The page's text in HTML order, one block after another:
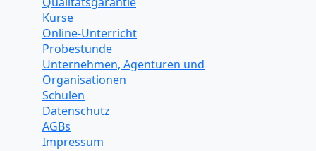
Kurse
Online-Unterricht
Probestunde
Unternehmen, Agenturen und
Organisationen
Schulen
Datenschutz
AGBs
Impressum